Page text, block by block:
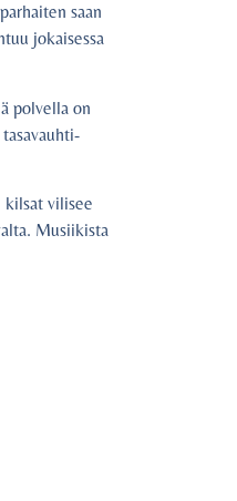
saan
jokaisessa
polvella on
kilsat vilisee
Musiikista